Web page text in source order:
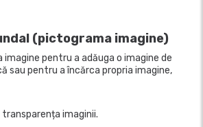
(pictograma imagine)
imagine pentru a adăuga o imagine de
sau pentru a încărca propria imagine,
imaginii.